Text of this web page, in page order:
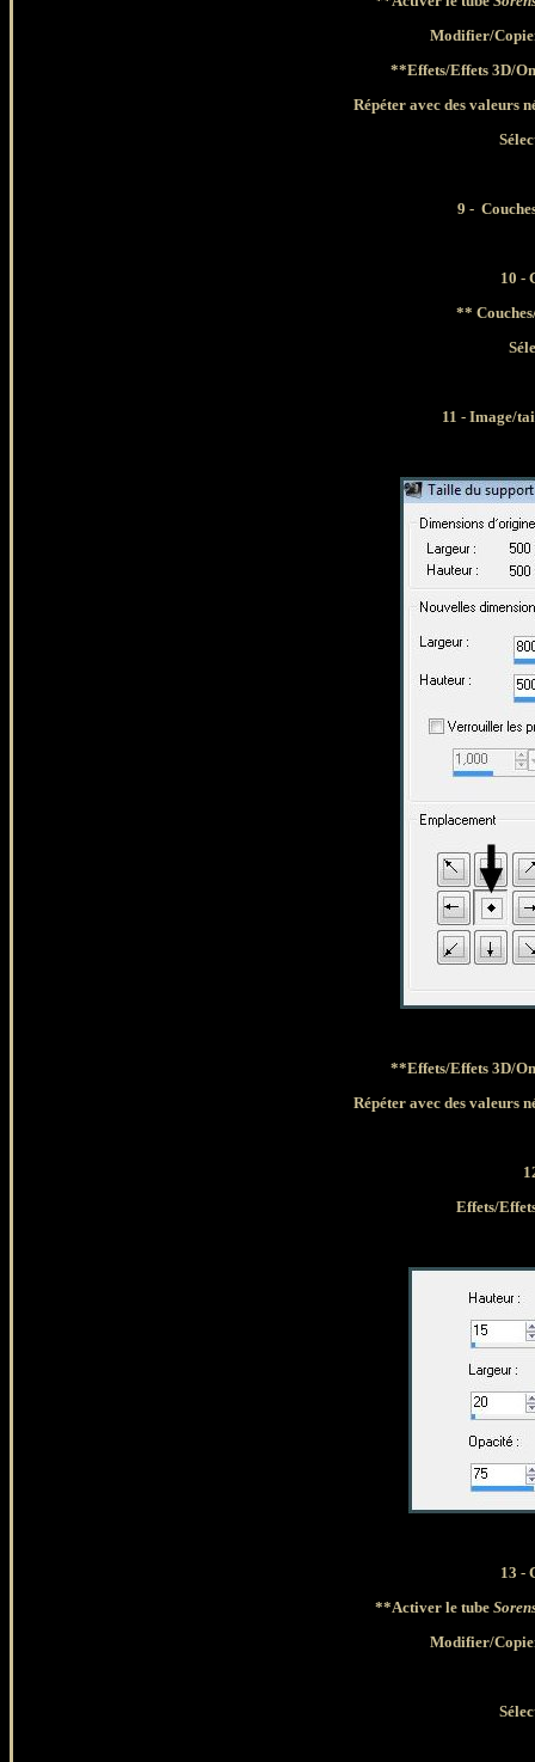
Modifier/
**Effets/Effets 3D/
Répéter avec des valeurs
9 -
10 -
** Couches
11 - Image/
**Effets/Effets 3D/
Répéter avec des valeurs
Effets/
13 -
**Activer le tube
Modifier/